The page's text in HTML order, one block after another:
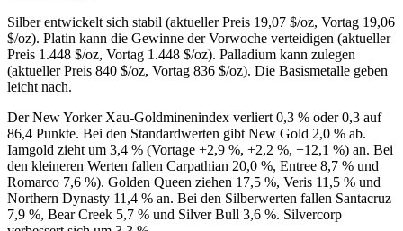
Silber entwickelt sich stabil (aktueller Preis 19,07 $/oz, Vortag 19,06
$/oz). Platin kann die Gewinne der Vorwoche verteidigen (aktueller
Preis 1.448 $/oz, Vortag 1.448 $/oz). Palladium kann zulegen
(aktueller Preis 840 $/oz, Vortag 836 $/oz). Die Basismetalle geben
leicht nach.
Der New Yorker Xau-Goldminenindex verliert 0,3 % oder 0,3 auf
86,4 Punkte. Bei den Standardwerten gibt New Gold 2,0 % ab.
Iamgold zieht um 3,4 % (Vortage +2,9 %, +2,2 %, +12,1 %) an. Bei
den kleineren Werten fallen Carpathian 20,0 %, Entree 8,7 % und
Romarco 7,6 %). Golden Queen ziehen 17,5 %, Veris 11,5 % und
Northern Dynasty 11,4 % an. Bei den Silberwerten fallen Santacruz
7,9 %, Bear Creek 5,7 % und Silver Bull 3,6 %. Silvercorp